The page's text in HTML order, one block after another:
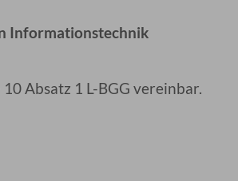
Informationstechnik
Absatz 1 L-BGG vereinbar.